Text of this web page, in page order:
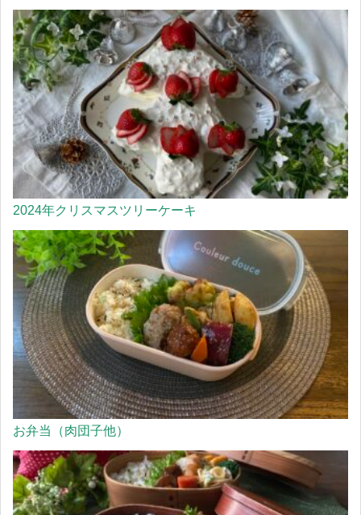
2024年クリスマスツリーケーキ
お弁当（肉団子他）